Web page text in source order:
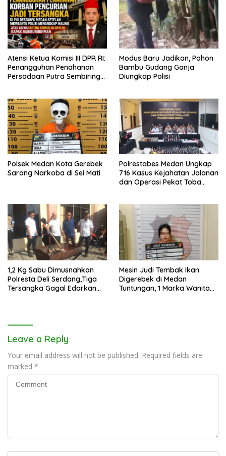
Atensi Ketua Komisi III DPR RI:
Penangguhan Penahanan
Persadaan Putra Sembiring
Modus Baru Jadikan, Pohon
Bambu Gudang Ganja
Diungkap Polisi
Polsek Medan Kota Gerebek
Sarang Narkoba di Sei Mati
Polrestabes Medan Ungkap
716 Kasus Kejahatan Jalanan
dan Operasi Pekat Toba
1,2 Kg Sabu Dimusnahkan
Polresta Deli Serdang,Tiga
Tersangka Gagal Edarkan
Mesin Judi Tembak Ikan
Digerebek di Medan
Tuntungan, 1 Marka Wanita
Leave a Reply
Your email address will not be published. Required fields are
marked *